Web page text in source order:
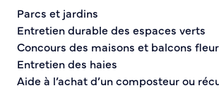
La Maison du guérisseur & L'atelier
Bar Jean Bart
Parcs et jardins
Entretien durable des espaces verts
Concours des maisons et balcons
Entretien des haies
Aide à l’achat d’un composteur ou